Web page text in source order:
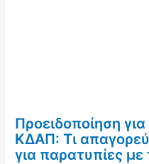
Προειδοποίηση
ΚΔΑΠ: Τι
για παρατυπίες